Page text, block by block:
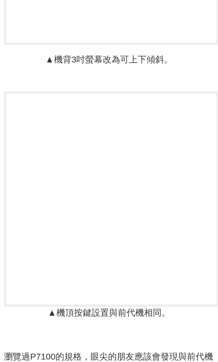
▲機背3吋螢幕改為可上下傾斜。
▲機頂按鍵設置與前代機相同。
瀏覽過P7100的規格，眼尖的朋友應該會發現與前代機